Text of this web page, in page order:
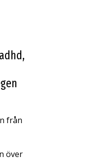
från
över